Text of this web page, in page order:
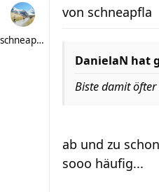
schneapfla
von schneapfla
DanielaN hat
Biste damit öfter
ab und zu
sooo häufig...